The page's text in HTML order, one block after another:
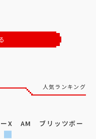
人気ランキング
ーX AM ブリッツボー